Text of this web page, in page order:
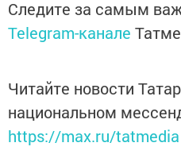
Следите за самым
Telegram-канале
Читайте новости
национальном
https://max.ru/tatmedia